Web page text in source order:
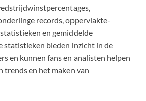
records, oppervlakte-
en gemiddelde
statistieken bieden inzicht in de
en kunnen fans en analisten helpen
trends en het maken van